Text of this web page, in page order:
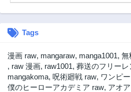
第3話
第2.1話
2年前
第2話
2年前
第1話
Tags
漫画 raw, mangaraw, manga1001, 無
, raw 漫画, raw1001, 葬送のフリーレ
mangakoma, 呪術廻戦 raw, ワンピ
僕のヒーローアカデミア raw, アオ